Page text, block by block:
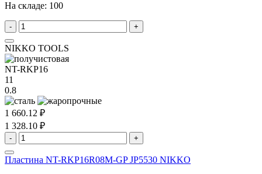
На складе: 100
- +
NIKKO TOOLS
NT-RKP16
11
0.8
1 660.12 ₽
1 328.10 ₽
- +
Пластина NT-RKP16R08M-GP JP5530 NIKKO